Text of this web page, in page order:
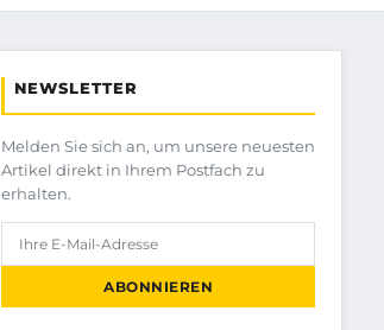
NEWSLETTER
Melden Sie sich an, um unsere neuesten
Artikel direkt in Ihrem Postfach zu
erhalten.
ABONNIEREN